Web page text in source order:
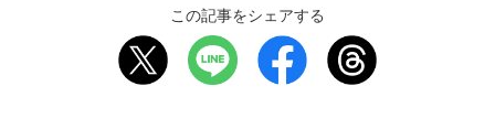
この記事をシェアする